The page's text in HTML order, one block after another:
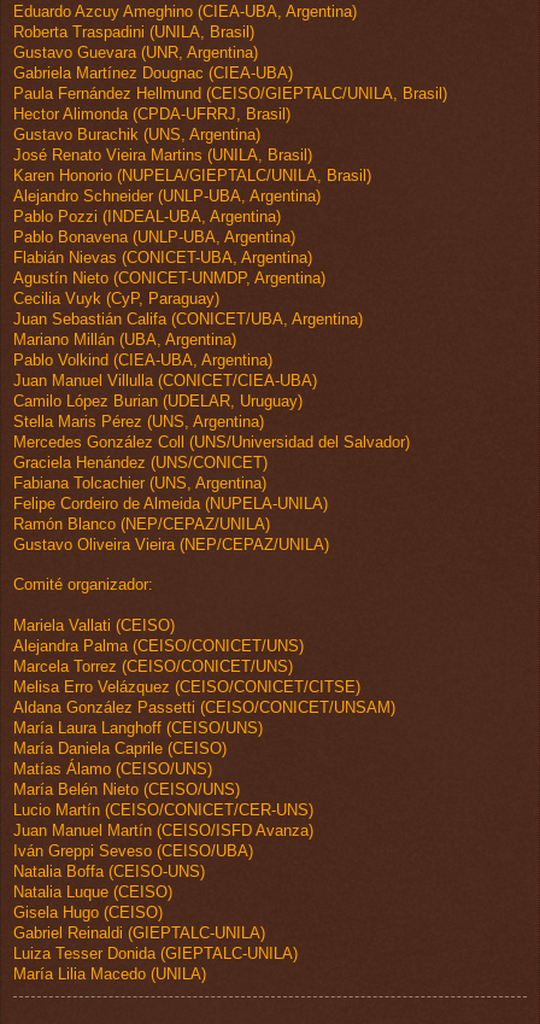
Eduardo Azcuy Ameghino (CIEA-UBA, Argentina)
Roberta Traspadini (UNILA, Brasil)
Gustavo Guevara (UNR, Argentina)
Gabriela Martínez Dougnac (CIEA-UBA)
Paula Fernández Hellmund (CEISO/GIEPTALC/UNILA, Brasil)
Hector Alimonda (CPDA-UFRRJ, Brasil)
Gustavo Burachik (UNS, Argentina)
José Renato Vieira Martins (UNILA, Brasil)
Karen Honorio (NUPELA/GIEPTALC/UNILA, Brasil)
Alejandro Schneider (UNLP-UBA, Argentina)
Pablo Pozzi (INDEAL-UBA, Argentina)
Pablo Bonavena (UNLP-UBA, Argentina)
Flabián Nievas (CONICET-UBA, Argentina)
Agustín Nieto (CONICET-UNMDP, Argentina)
Cecilia Vuyk (CyP, Paraguay)
Juan Sebastián Califa (CONICET/UBA, Argentina)
Mariano Millán (UBA, Argentina)
Pablo Volkind (CIEA-UBA, Argentina)
Juan Manuel Villulla (CONICET/CIEA-UBA)
Camilo López Burian (UDELAR, Uruguay)
Stella Maris Pérez (UNS, Argentina)
Mercedes González Coll (UNS/Universidad del Salvador)
Graciela Henández (UNS/CONICET)
Fabiana Tolcachier (UNS, Argentina)
Felipe Cordeiro de Almeida (NUPELA-UNILA)
Ramón Blanco (NEP/CEPAZ/UNILA)
Gustavo Oliveira Vieira (NEP/CEPAZ/UNILA)
Comité organizador:
Mariela Vallati (CEISO)
Alejandra Palma (CEISO/CONICET/UNS)
Marcela Torrez (CEISO/CONICET/UNS)
Melisa Erro Velázquez (CEISO/CONICET/CITSE)
Aldana González Passetti (CEISO/CONICET/UNSAM)
María Laura Langhoff (CEISO/UNS)
María Daniela Caprile (CEISO)
Matías Álamo (CEISO/UNS)
María Belén Nieto (CEISO/UNS)
Lucio Martín (CEISO/CONICET/CER-UNS)
Juan Manuel Martín (CEISO/ISFD Avanza)
Iván Greppi Seveso (CEISO/UBA)
Natalia Boffa (CEISO-UNS)
Natalia Luque (CEISO)
Gisela Hugo (CEISO)
Gabriel Reinaldi (GIEPTALC-UNILA)
Luiza Tesser Donida (GIEPTALC-UNILA)
María Lilia Macedo (UNILA)